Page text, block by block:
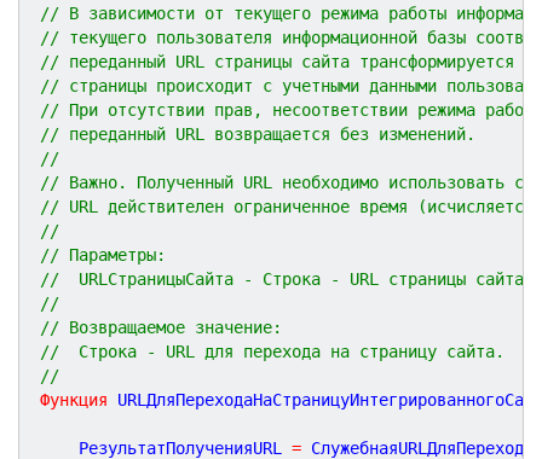
// В зависимости от текущего режима работы
// текущего пользователя информационной базы
// переданный URL страницы сайта трансформируется
// страницы происходит с учетными данными
// При отсутствии прав, несоответствии режима
// переданный URL возвращается без изменений.
//
// Важно. Полученный URL необходимо использовать
// URL действителен ограниченное время
//
// Параметры:
//	URLСтраницыСайта - Строка - URL страницы сайта;
//
// Возвращаемое значение:
//	Строка - URL для перехода на страницу сайта.
//
Функция
	РезультатПолученияURL
=